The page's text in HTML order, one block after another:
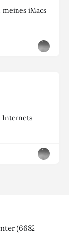
iMacs
Internets
(6682